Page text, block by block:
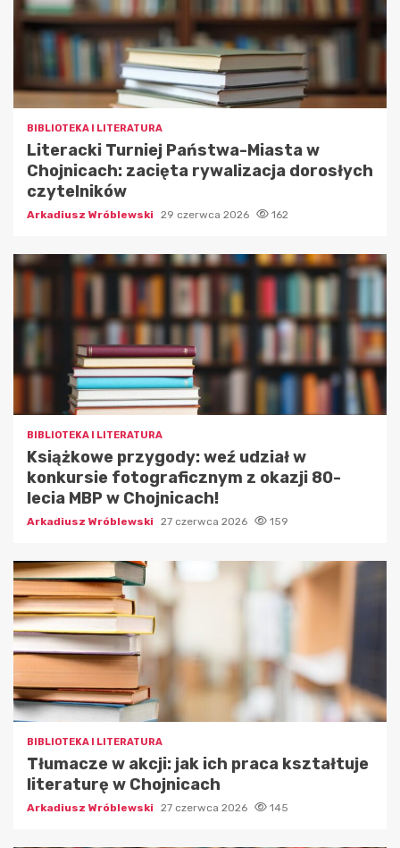
BIBLIOTEKA I LITERATURA
Literacki Turniej Państwa-Miasta w
Chojnicach: zacięta rywalizacja dorosłych
czytelników
Arkadiusz Wróblewski 29 czerwca 2026 162
BIBLIOTEKA I LITERATURA
Książkowe przygody: weź udział w
konkursie fotograficznym z okazji 80-
lecia MBP w Chojnicach!
Arkadiusz Wróblewski 27 czerwca 2026 159
BIBLIOTEKA I LITERATURA
Tłumacze w akcji: jak ich praca kształtuje
literaturę w Chojnicach
Arkadiusz Wróblewski 27 czerwca 2026 145